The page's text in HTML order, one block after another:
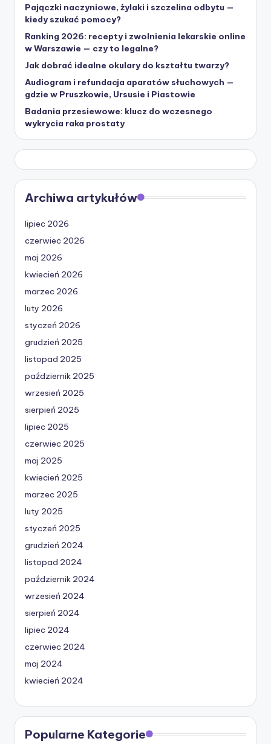
Pajączki naczyniowe, żylaki i szczelina odbytu —
kiedy szukać pomocy?
Ranking 2026: recepty i zwolnienia lekarskie online
w Warszawie — czy to legalne?
Jak dobrać idealne okulary do kształtu twarzy?
Audiogram i refundacja aparatów słuchowych —
gdzie w Pruszkowie, Ursusie i Piastowie
Badania przesiewowe: klucz do wczesnego
wykrycia raka prostaty
Archiwa artykułów
lipiec 2026
czerwiec 2026
maj 2026
kwiecień 2026
marzec 2026
luty 2026
styczeń 2026
grudzień 2025
listopad 2025
październik 2025
wrzesień 2025
sierpień 2025
lipiec 2025
czerwiec 2025
maj 2025
kwiecień 2025
marzec 2025
luty 2025
styczeń 2025
grudzień 2024
listopad 2024
październik 2024
wrzesień 2024
sierpień 2024
lipiec 2024
czerwiec 2024
maj 2024
kwiecień 2024
Popularne Kategorie